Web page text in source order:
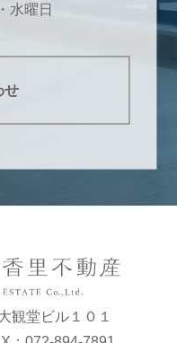
水曜日
せ
観堂ビル１０１